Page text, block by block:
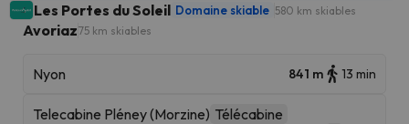
Les Portes du Soleil Domaine skiable 580 km skiables
Avoriaz75 km skiables
Nyon 841 m 13 min
Telecabine Pléney (Morzine) Télécabine